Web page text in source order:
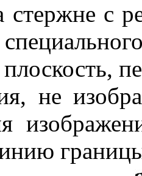
с
не